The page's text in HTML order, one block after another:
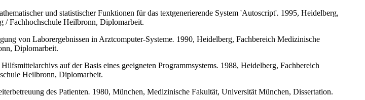
und statistischer Funktionen für das textgenerierende System 'Autoscript'. 1995, Heidelberg,
/ Fachhochschule Heilbronn, Diplomarbeit.
von Laborergebnissen in Arztcomputer-Systeme. 1990, Heidelberg, Fachbereich Medizinische
Diplomarbeit.
auf der Basis eines geeigneten Programmsystems. 1988, Heidelberg, Fachbereich
Heilbronn, Diplomarbeit.
des Patienten. 1980, München, Medizinische Fakultät, Universität München, Dissertation.